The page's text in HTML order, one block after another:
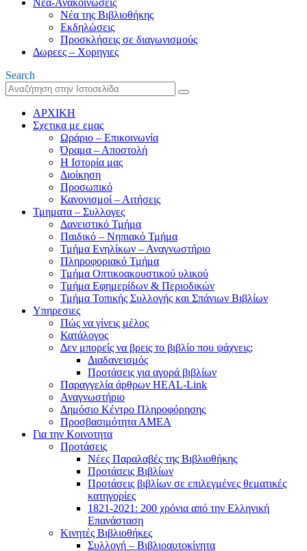
Νεα-Ανακοινωσεις
Νέα της Βιβλιοθήκης
Εκδηλώσεις
Προσκλήσεις σε διαγωνισμούς
Δωρεες – Χορηγιες
Search
ΑΡΧΙΚΗ
Σχετικα με εμας
Ωράριο – Επικοινωνία
Όραμα – Αποστολή
Η Ιστορία μας
Διοίκηση
Προσωπικό
Κανονισμοί – Αιτήσεις
Τμηματα – Συλλογες
Δανειστικό Τμήμα
Παιδικό – Νηπιακό Τμήμα
Τμήμα Ενηλίκων – Αναγνωστήριο
Πληροφοριακό Τμήμα
Τμήμα Οπτικοακουστικού υλικού
Τμήμα Εφημερίδων & Περιοδικών
Τμήμα Τοπικής Συλλογής και Σπάνιων Βιβλίων
Υπηρεσιες
Πώς να γίνεις μέλος
Κατάλογος
Δεν μπορείς να βρεις το βιβλίο που ψάχνεις;
Διαδανεισμός
Προτάσεις για αγορά βιβλίων
Παραγγελία άρθρων HEAL-Link
Αναγνωστήριο
Δημόσιο Κέντρο Πληροφόρησης
Προσβασιμότητα ΑΜΕΑ
Για την Κοινοτητα
Προτάσεις
Νέες Παραλαβές της Βιβλιοθήκης
Προτάσεις Βιβλίων
Προτάσεις βιβλίων σε επιλεγμένες θεματικές
κατηγορίες
1821-2021: 200 χρόνια από την Ελληνική
Επανάσταση
Κινητές Βιβλιοθήκες
Συλλογή – Βιβλιοαυτοκίνητα